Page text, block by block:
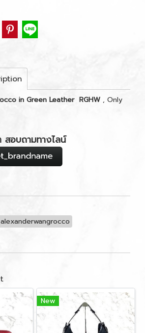
in Green Leather RGHW , Only
สอบถามทางไลน์
alexanderwangrocco
New